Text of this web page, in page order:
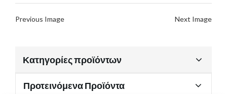
Previous Image Next Image
Κατηγορίες προϊόντων
Προτεινόμενα Προϊόντα